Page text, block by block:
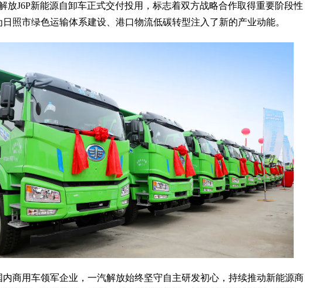
放J6P新能源自卸车正式交付投用，标志着双方战略合作取得重要阶段性
日照市绿色运输体系建设、港口物流低碳转型注入了新的产业动能。
内商用车领军企业，一汽解放始终坚守自主研发初心，持续推动新能源商